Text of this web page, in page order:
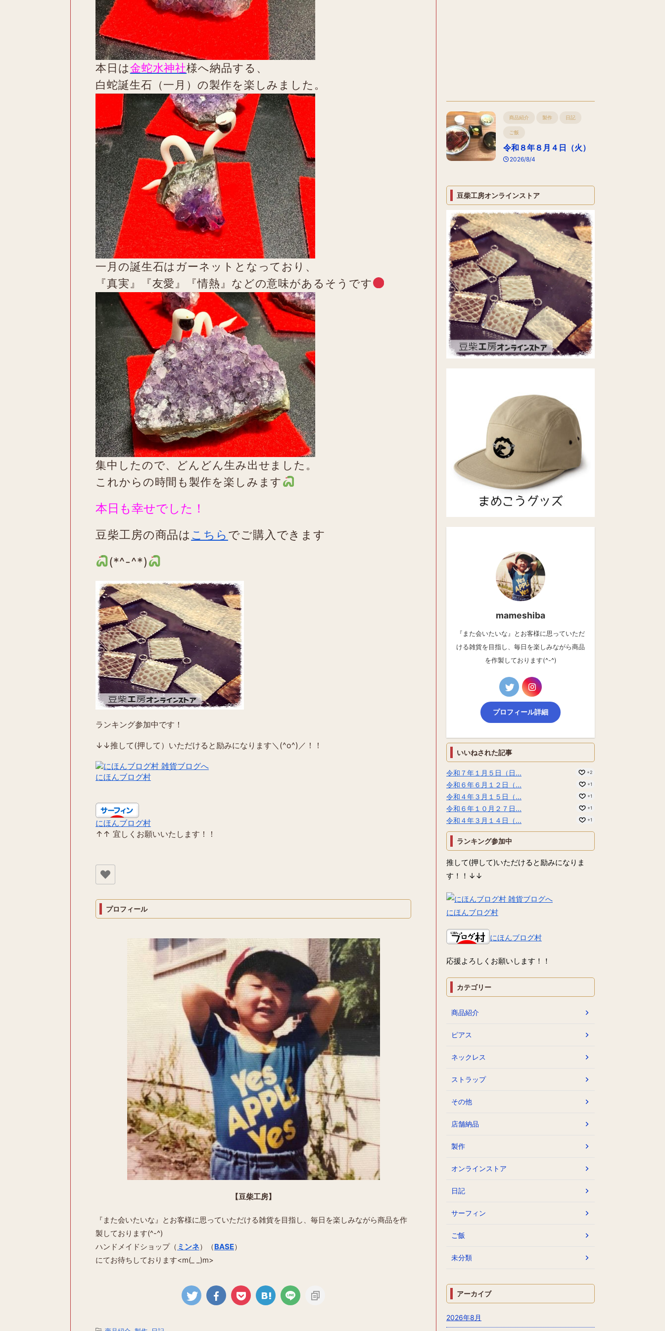
本日は金蛇水神社様へ納品する、
白蛇誕生石（一月）の製作を楽しみました。
一月の誕生石はガーネットとなっており、
『真実』『友愛』『情熱』などの意味があるそうです
集中したので、どんどん生み出せました。
これからの時間も製作を楽しみます
本日も幸せでした！
豆柴工房の商品は こちら でご購入できます
(*^-^*)
ランキング参加中です！
↓↓推して(押して）いただけると励みになります＼(^o^)／！！
にほんブログ村
にほんブログ村
↑↑ 宜しくお願いいたします！！
プロフィール
【豆柴工房】
『また会いたいな』とお客様に思っていただける雑貨を目指し、毎日を楽しみながら商品を作
製しております(^-^)
ハンドメイドショップ（ ミンネ）（BASE）
にてお待ちしております<m(_ _)m>
商品紹介 製作 日記
ご飯
令和８年８月４日（火）
2026/8/4
豆柴工房オンラインストア
mameshiba
『また会いたいな』とお客様に思っていただ
ける雑貨を目指し、毎日を楽しみながら商品
を作製しております(^-^)
プロフィール詳細
いいねされた記事
令和７年１月５日（日... +2
令和６年６月１２日（... +1
令和４年３月１５日（... +1
令和６年１０月２７日... +1
令和４年３月１４日（... +1
ランキング参加中
推して(押して)いただけると励みになりま
す！！↓↓
にほんブログ村
にほんブログ村
応援よろしくお願いします！！
カテゴリー
商品紹介
ピアス
ネックレス
ストラップ
その他
店舗納品
製作
オンラインストア
日記
サーフィン
ご飯
未分類
アーカイブ
2026年8月